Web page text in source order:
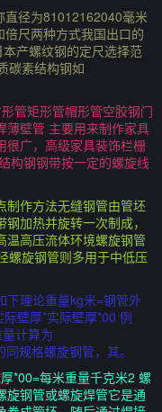
直径为81012162040毫米
尺两种方式我国出口的
产螺纹钢的定尺选择范
碳素结构钢如
管矩形管帽形管空胶钢门
薄壁管 主要用来制作家具
很广，高级家具装饰栏栅
构钢钢带按一定的螺旋线
制作方法无缝钢管由管坯
加热并旋转一次制成，
温高压流体环境螺旋钢管
螺旋钢管则多用于中低压
下理论重量kg米=钢管外
壁厚*实际壁厚*00 例
计算为
规格螺旋钢管，其。
*00=每米重量千克米2 螺
旋钢管或螺旋焊管它是通